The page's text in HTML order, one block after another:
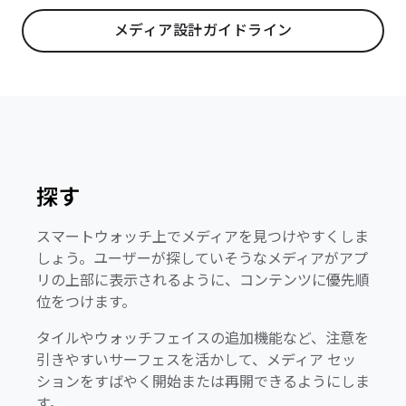
メディア設計ガイドライン
探す
スマートウォッチ上でメディアを見つけやすくしま
しょう。ユーザーが探していそうなメディアがアプ
リの上部に表示されるように、コンテンツに優先順
位をつけます。
タイルやウォッチフェイスの追加機能など、注意を
引きやすいサーフェスを活かして、メディア セッ
ションをすばやく開始または再開できるようにしま